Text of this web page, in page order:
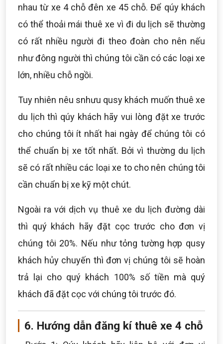
nhau từ xe 4 chỗ đên xe 45 chỗ. Để qúy khách
có thể thoải mái thuê xe vì đi du lịch sẽ thường
có rất nhiều người đi theo đoàn cho nên nếu
như đông người thì chúng tôi cần có các loại xe
lớn, nhiều chỗ ngồi.
Tuy nhiên nêu snhưu qusy khách muốn thuê xe
du lịch thì qúy khách hãy vui lòng đặt xe trước
cho chúng tôi ít nhất hai ngày để chúng tôi có
thể chuẩn bị xe tốt nhất. Bởi vì thường du lịch
sẽ có rất nhiều các loại xe to cho nên chúng tôi
cần chuẩn bị xe kỹ một chút.
Ngoài ra với dịch vụ thuê xe du lịch đường dài
thì quý khách hãy đặt cọc trước cho đơn vị
chúng tôi 20%. Nếu như tỏng tường hợp qusy
khách hủy chuyến thì đơn vị chúng tôi sẽ hoàn
trả lại cho quý khách 100% số tiền mà quý
khách đã đặt cọc với chúng tôi trước đó.
6. Hướng dẫn đăng kí thuê xe 4 chỗ